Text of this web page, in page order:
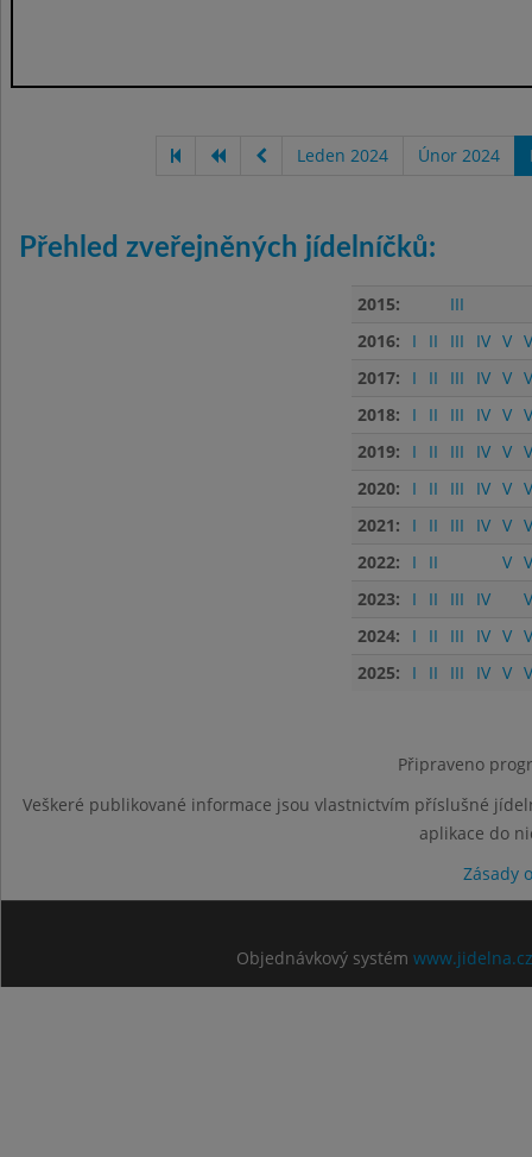
Leden 2024 Únor 2024
Přehled zveřejněných jídelníčků:
2015:
III
2016:
I II III IV V
2017:
I II III IV V
2018:
I II III IV V
2019:
I II III IV V
2020:
I II III IV V
2021:
I II III IV V
2022:
I II V
2023:
I II III IV
2024:
I II III IV V
2025:
I II III IV V
Připraveno
Veškeré publikované informace jsou vlastnictvím příslušné
aplikace do
Zásady
Objednávkový systém www.jidelna.cz